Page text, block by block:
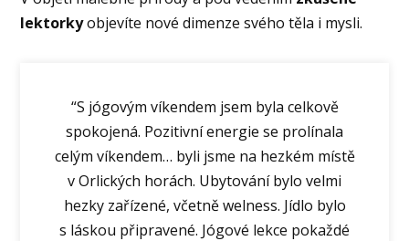
lektorkyobjevíte nové dimenze svého těla i mysli.
“S jógovým víkendem jsem byla celkově
spokojená. Pozitivní energie se prolínala
celým víkendem… byli jsme na hezkém místě
v Orlických horách. Ubytování bylo velmi
hezky zařízené, včetně welness. Jídlo bylo
s láskou připravené. Jógové lekce pokaždé